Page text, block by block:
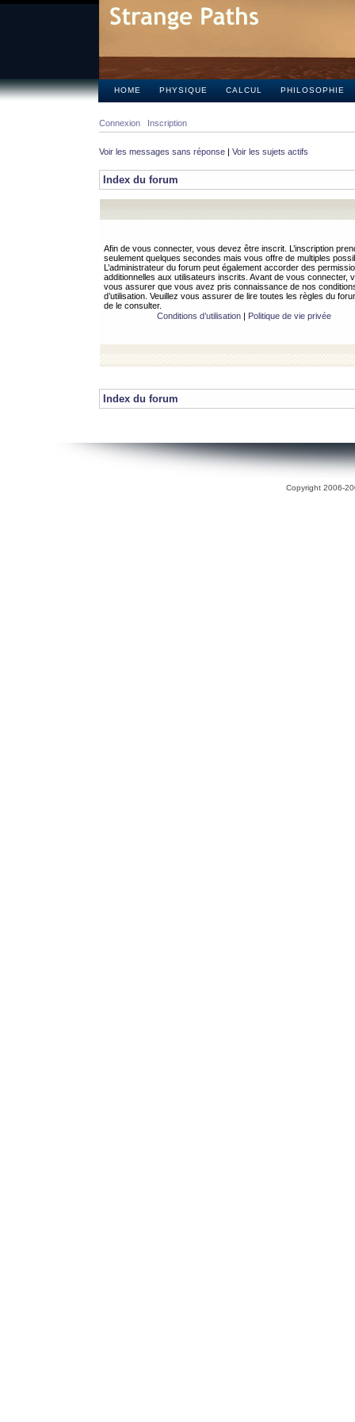
HOME PHYSIQUE CALCUL PHILOSOPHIE
Connexion Inscription
Voir les messages sans réponse | Voir les sujets actifs
Index du forum
Afin de vous connecter, vous devez être inscrit. L’inscription
seulement quelques secondes mais vous offre de multiples
L’administrateur du forum peut également accorder des
additionnelles aux utilisateurs inscrits. Avant de vous connecter,
vous assurer que vous avez pris connaissance de nos
d’utilisation. Veuillez vous assurer de lire toutes les règles du
de le consulter.
Conditions d’utilisation| Politique de vie privée
Index du forum
Copyright 2006-